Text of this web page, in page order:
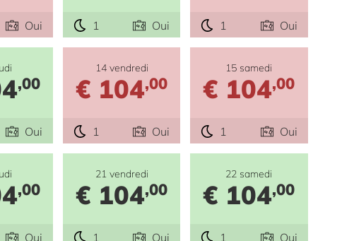
Oui 1 Oui 1 Oui
,00
Oui
14 vendredi
€ 104,00
1 Oui
15 samedi
€ 104,00
1 Oui
,00
Oui
21 vendredi
€ 104,00
1 Oui
22 samedi
€ 104,00
1 Oui